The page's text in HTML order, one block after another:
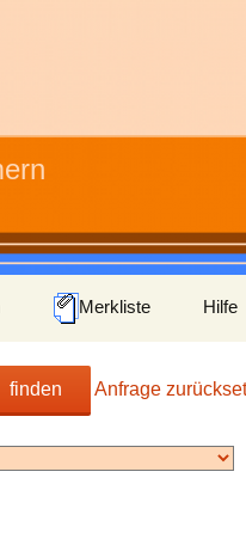
Merkliste Hilfe
finden Anfrage